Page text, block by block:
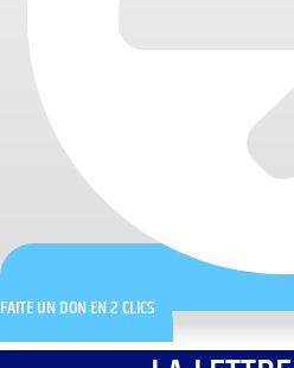
FAITE UN DON EN 2 CLICS